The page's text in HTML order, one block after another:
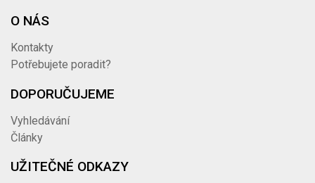
O NÁS
Kontakty
Potřebujete poradit?
DOPORUČUJEME
Vyhledávání
Články
UŽITEČNÉ ODKAZY